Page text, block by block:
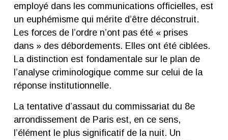
employé dans les communications officielles, est
un euphémisme qui mérite d’être déconstruit.
Les forces de l’ordre n’ont pas été « prises
dans » des débordements. Elles ont été ciblées.
La distinction est fondamentale sur le plan de
l’analyse criminologique comme sur celui de la
réponse institutionnelle.
La tentative d’assaut du commissariat du 8e
arrondissement de Paris est, en ce sens,
l’élément le plus significatif de la nuit. Un